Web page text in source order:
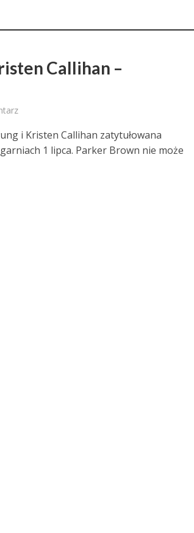
Callihan –
i Kristen Callihan zatytułowana
1 lipca. Parker Brown nie może